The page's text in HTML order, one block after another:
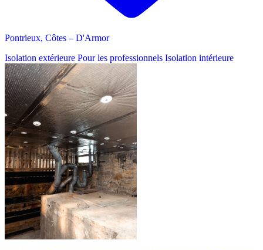
Pontrieux, Côtes – D'Armor
Isolation extérieure Pour les professionnels Isolation intérieure